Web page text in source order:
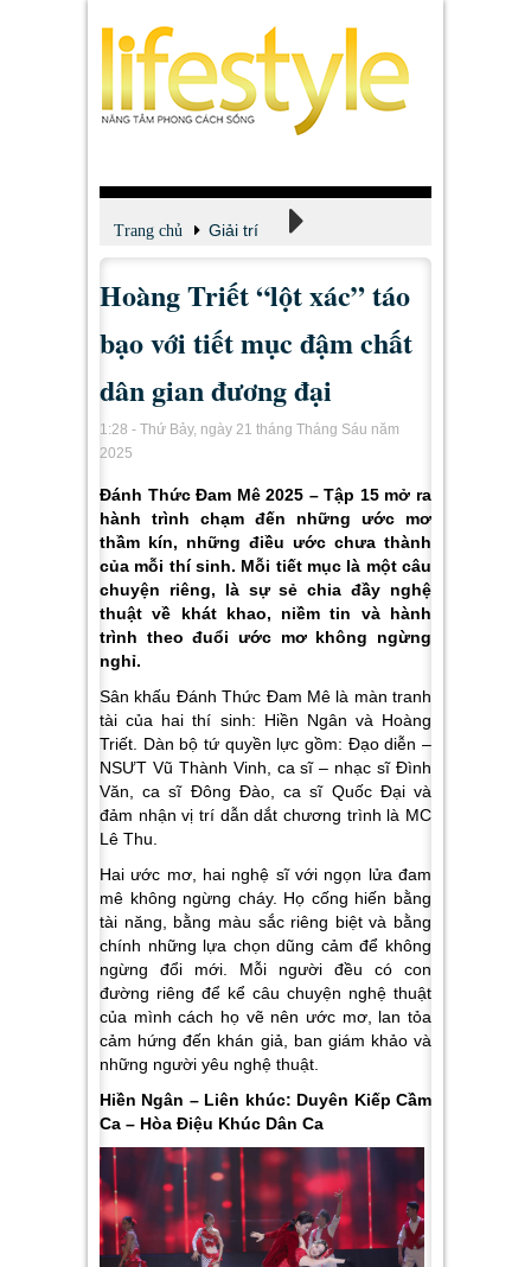
Trang chủ Giải trí
Xem - Nghe - Đọc
Hoàng Triết “lột xác” táo
bạo với tiết mục đậm chất
dân gian đương đại
1:28 - Thứ Bảy, ngày 21 tháng Tháng Sáu năm
2025
Đánh Thức Đam Mê 2025 – Tập 15 mở ra
hành trình chạm đến những ước mơ
thầm kín, những điều ước chưa thành
của mỗi thí sinh. Mỗi tiết mục là một câu
chuyện riêng, là sự sẻ chia đầy nghệ
thuật về khát khao, niềm tin và hành
trình theo đuổi ước mơ không ngừng
nghỉ.
Sân khấu Đánh Thức Đam Mê là màn tranh
tài của hai thí sinh: Hiền Ngân và Hoàng
Triết. Dàn bộ tứ quyền lực gồm: Đạo diễn –
NSƯT Vũ Thành Vinh, ca sĩ – nhạc sĩĐình
Văn , ca sĩ Đông Đào, ca sĩ Quốc Đạivà
đảm nhận vị trí dẫn dắt chương trình là MC
Lê Thu.
Hai ước mơ, hai nghệ sĩ với ngọn lửa đam
mê không ngừng cháy. Họ cống hiến bằng
tài năng, bằng màu sắc riêng biệt và bằng
chính những lựa chọn dũng cảm để không
ngừng đổi mới. Mỗi người đều có con
đường riêng để kể câu chuyện nghệ thuật
của mình cách họ vẽ nên ước mơ, lan tỏa
cảm hứng đến khán giả, ban giám khảo và
những người yêu nghệ thuật.
Hiền Ngân – Liên khúc: Duyên Kiếp Cầm
Ca – Hòa Điệu Khúc Dân Ca